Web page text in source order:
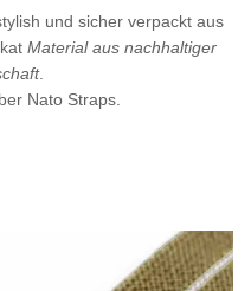
und sicher verpackt aus
Material aus nachhaltiger
.
Nato Straps.